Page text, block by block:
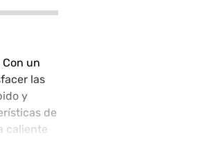
un
las
y
de
caliente